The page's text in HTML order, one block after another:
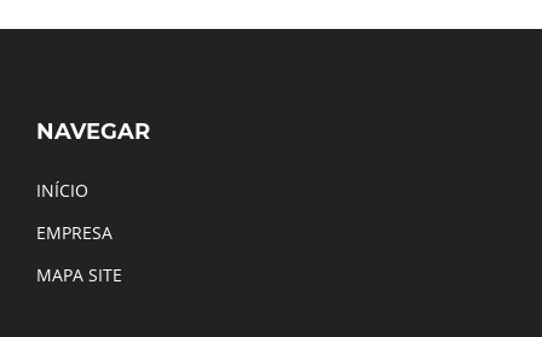
NAVEGAR
INÍCIO
EMPRESA
MAPA SITE